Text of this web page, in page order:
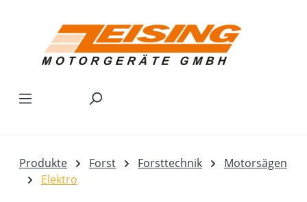
Produkte Forst Forsttechnik
Motorsägen
Elektro